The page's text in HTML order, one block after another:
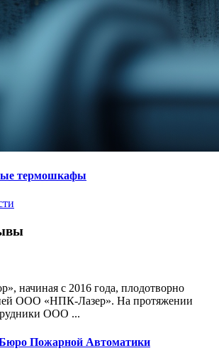
термошкафы
начиная с 2016 года, плодотворно
ООО «НПК-Лазер». На протяжении
ООО ...
Бюро Пожарной Автоматики